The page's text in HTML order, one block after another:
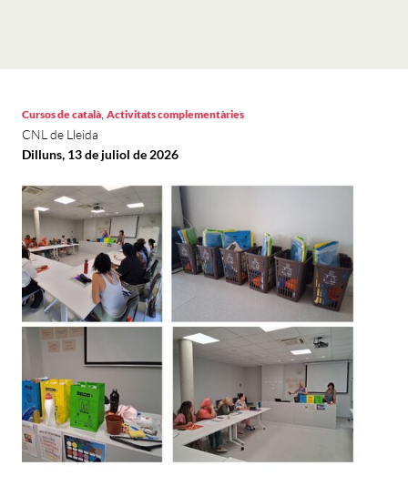
Cursos de català, Activitats complementàries
CNL de Lleida
Dilluns, 13 de juliol de 2026